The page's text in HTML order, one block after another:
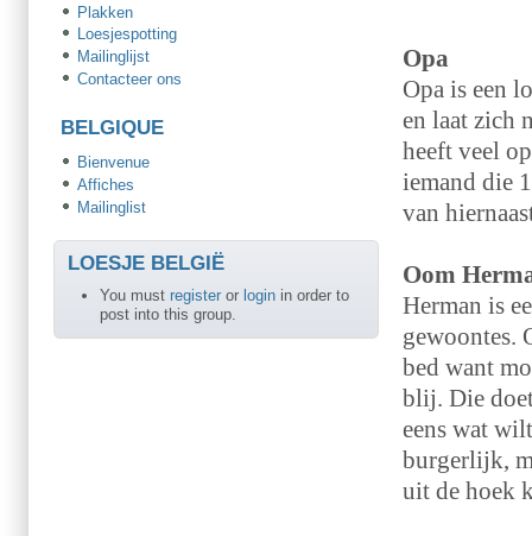
Opa
Opa is een
en laat zich
heeft veel
iemand die
van
Oom
Herman is
gewoontes.
bed want
blij. Die
eens wat
burgerlijk,
uit de hoek
Plakken
Loesjespotting
Mailinglijst
Contacteer ons
BELGIQUE
Bienvenue
Affiches
Mailinglist
LOESJE BELGIË
You mustregister orlogin in order to
post into this group.